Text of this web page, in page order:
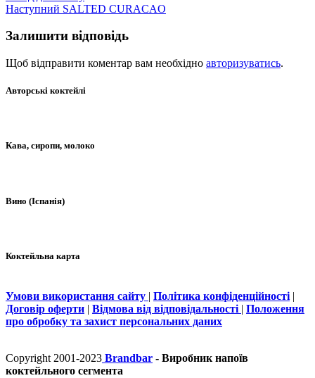
Наступний SALTED CURACAO
Залишити відповідь
Щоб відправити коментар вам необхідно авторизуватись.
Авторські коктейлі
Кава, сиропи, молоко
Вино (Іспанія)
Коктейльна карта
Умови використання сайту | Політика конфіденційності |
Договір оферти | Відмова від відповідальності | Положення
про обробку та захист персональних даних
Copyright 2001-2023 Brandbar - Виробник напоїв
коктейльного сегмента